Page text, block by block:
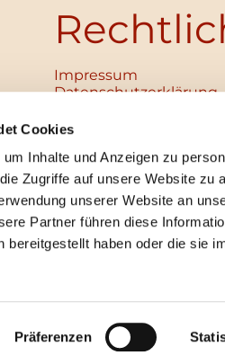
Cookies
Inhalte und Anzeigen zu
Zugriffe auf unsere Website zu
unserer Website an
Partner führen diese
bereitgestellt haben oder die sie
Präferenzen
Impressum
Datenschutz­erklärung
Institutionelles
Unabhängige
Digitales
Impressum